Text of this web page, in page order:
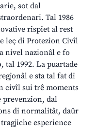
sot dal
Tal 1986
rispiet al rest
leç di Protezion Civîl
nivel nazionâl e fo
tal 1992. La puartade
e sta tal fat di
civîl sui trê moments
prevenzion, dal
di normalitât, daûr
esperience